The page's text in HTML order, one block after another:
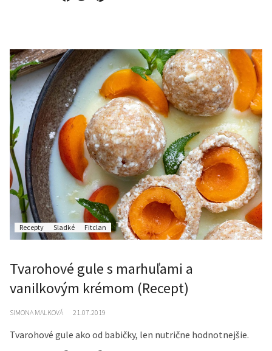
Recepty Sladké Fitclan
Tvarohové gule s marhuľami a
vanilkovým krémom (Recept)
SIMONA MALKOVÁ 21.07.2019
Tvarohové gule ako od babičky, len nutrične hodnotnejšie.